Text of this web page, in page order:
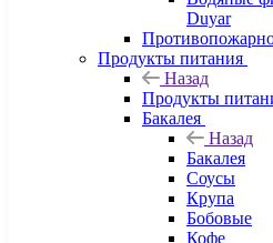
Duyar
Продукты питания
Назад
Продукты
Бакалея
Назад
Бакалея
Соусы
Крупа
Бобовые
Кофе